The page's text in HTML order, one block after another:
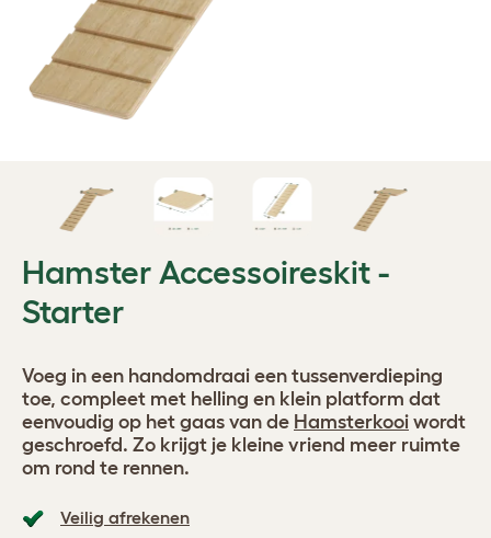
Hamster Accessoireskit -
Starter
Veilig afrekenen
Voeg in een handomdraai een tussenverdieping
toe, compleet met helling en klein platform dat
eenvoudig op het gaas van de Hamsterkooi wordt
geschroefd. Zo krijgt je kleine vriend meer ruimte
om rond te rennen.